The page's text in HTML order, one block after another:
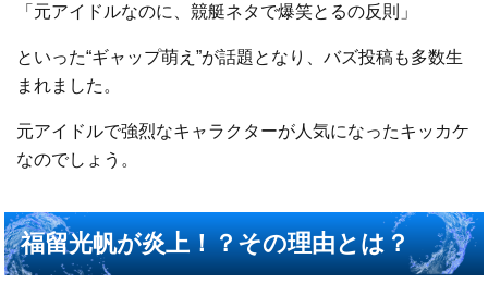
「元アイドルなのに、競艇ネタで爆笑とるの反則」
といった“ギャップ萌え”が話題となり、バズ投稿も多数生
まれました。
元アイドルで強烈なキャラクターが人気になったキッカケ
なのでしょう。
福留光帆が炎上！？その理由とは？